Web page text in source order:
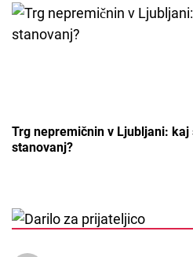
Trg nepremičnin v Ljubljani: kaj
stanovanj?